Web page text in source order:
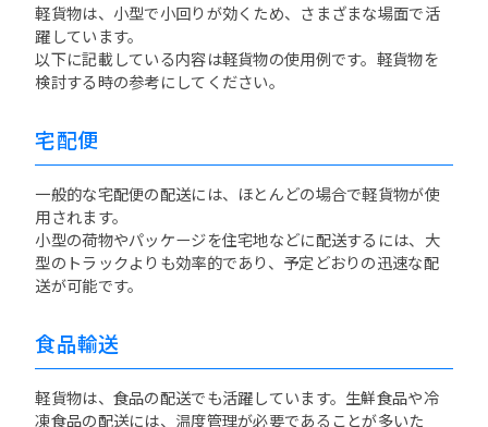
軽貨物は、小型で小回りが効くため、さまざまな場面で活
躍しています。
以下に記載している内容は軽貨物の使用例です。軽貨物を
検討する時の参考にしてください。
宅配便
一般的な宅配便の配送には、ほとんどの場合で軽貨物が使
用されます。
小型の荷物やパッケージを住宅地などに配送するには、大
型のトラックよりも効率的であり、予定どおりの迅速な配
送が可能です。
食品輸送
軽貨物は、食品の配送でも活躍しています。生鮮食品や冷
凍食品の配送には、温度管理が必要であることが多いた